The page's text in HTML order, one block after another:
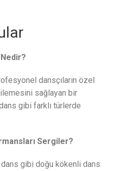
dansçıların özel
sağlayan bir
gibi farklı türlerde
Sergiler?
gibi doğu kökenli dans